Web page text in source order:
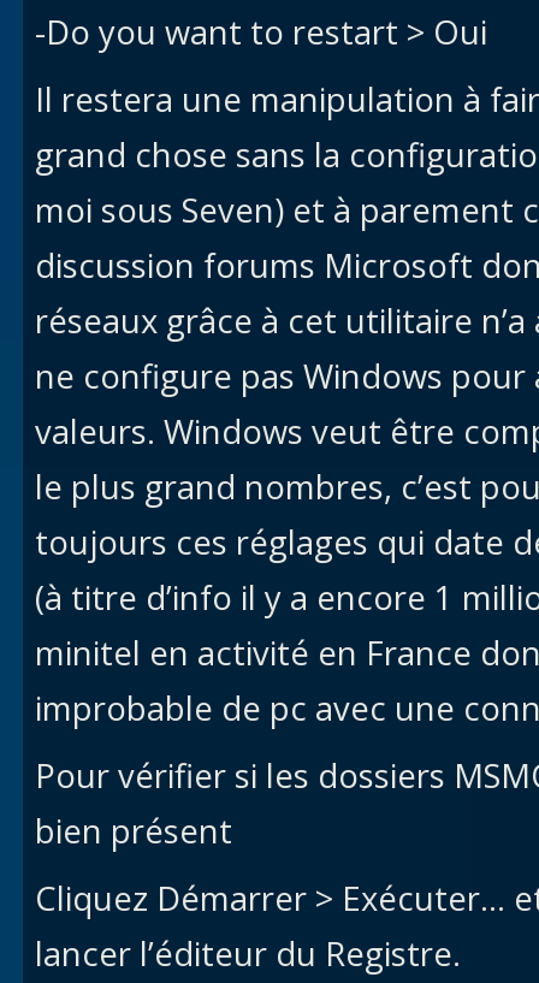
-Do you want to restart > Oui
Il restera une manipulation à
grand chose sans la
moi sous Seven) et à parement
discussion forums Microsoft
réseaux grâce à cet utilitaire
ne configure pas Windows
valeurs. Windows veut être
le plus grand nombres, c’est
toujours ces réglages qui date
(à titre d’info il y a encore 1
minitel en activité en France
improbable de pc avec une
Pour vérifier si les dossiers
bien présent
Cliquez Démarrer > Exécuter…
lancer l’éditeur du Registre.